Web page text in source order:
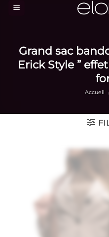
Passer
Grand sac
Erick Style ”
Accueil